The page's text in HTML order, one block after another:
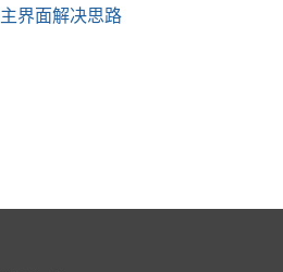
界面解决思路